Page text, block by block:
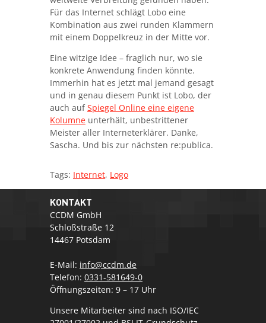
Für das Internet schlägt Lobo eine
Kombination aus zwei runden Klammern
mit einem Doppelkreuz in der Mitte vor.
Eine witzige Idee – fraglich nur, wo sie
konkrete Anwendung finden könnte.
Immerhin hat es jetzt mal jemand gesagt
und in genau diesem Punkt ist Lobo, der
auch aufSpiegel Online eine eigene
Kolumne unterhält, unbestrittener
Meister aller Interneterklärer. Danke,
Sascha. Und bis zur nächsten re:publica.
Tags: Internet, Logo
KONTAKT
CCDM GmbH
Schloßstraße 12
14467 Potsdam
E-Mail: info@ccdm.de
Telefon: 0331-581649-0
Öffnungszeiten: 9 – 17 Uhr
Unsere Mitarbeiter sind nach ISO/IEC